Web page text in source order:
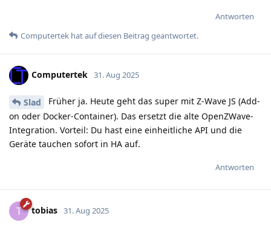
Antworten
Computertek hatauf diesen Beitrag geantwortet.
Computertek 31. Aug 2025
Slad
Früher ja. Heute geht das super mit Z-Wave JS (Add-
on oder Docker-Container). Das ersetzt die alte OpenZWave-
Integration. Vorteil: Du hast eine einheitliche API und die
Geräte tauchen sofort in HA auf.
Antworten
T tobias 31. Aug 2025